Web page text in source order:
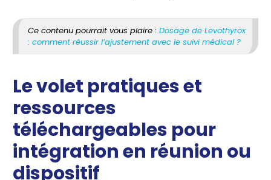
Ce contenu pourrait vous plaire : Dosage de Levothyrox
: comment réussir l’ajustement avec le suivi médical ?
Le volet pratiques et
ressources
téléchargeables pour
intégration en réunion ou
dispositif